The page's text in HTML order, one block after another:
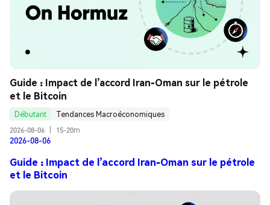
Guide : Impact de l’accord Iran-Oman sur le pétrole
et le Bitcoin
Débutant
Tendances Macroéconomiques
2026-08-06
15-20m
2026-08-06
Guide : Impact de l’accord Iran-Oman sur le pétrole
et le Bitcoin